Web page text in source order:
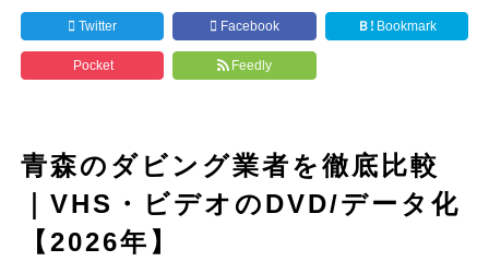
Twitter Facebook Ｂ! Bookmark
Pocket Feedly
青森のダビング業者を徹底比較
｜VHS・ビデオのDVD/データ化
【2026年】